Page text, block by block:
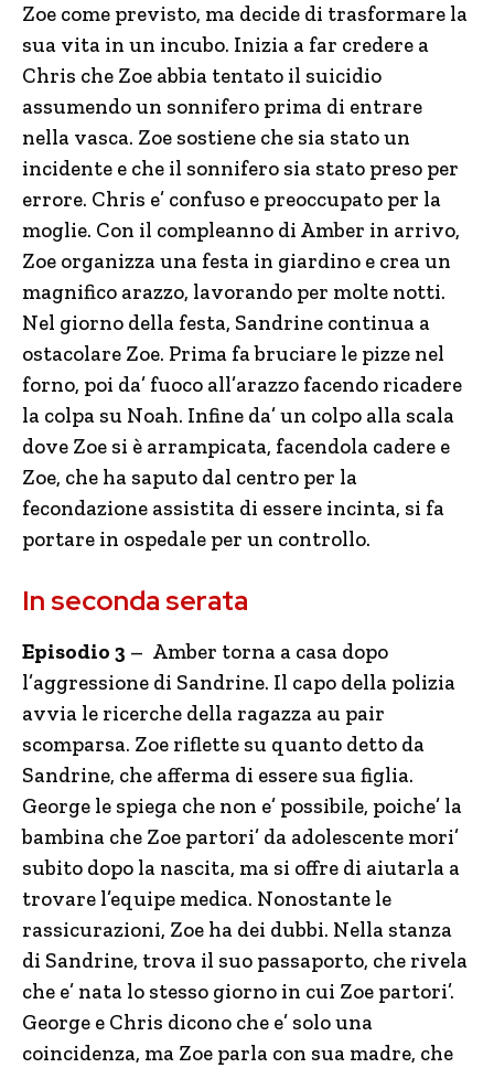
Zoe come previsto, ma decide di trasformare la
sua vita in un incubo. Inizia a far credere a
Chris che Zoe abbia tentato il suicidio
assumendo un sonnifero prima di entrare
nella vasca. Zoe sostiene che sia stato un
incidente e che il sonnifero sia stato preso per
errore. Chris e’ confuso e preoccupato per la
moglie. Con il compleanno di Amber in arrivo,
Zoe organizza una festa in giardino e crea un
magnifico arazzo, lavorando per molte notti.
Nel giorno della festa, Sandrine continua a
ostacolare Zoe. Prima fa bruciare le pizze nel
forno, poi da’ fuoco all’arazzo facendo ricadere
la colpa su Noah. Infine da’ un colpo alla scala
dove Zoe si è arrampicata, facendola cadere e
Zoe, che ha saputo dal centro per la
fecondazione assistita di essere incinta, si fa
portare in ospedale per un controllo.
In seconda serata
Episodio 3 – Amber torna a casa dopo
l’aggressione di Sandrine. Il capo della polizia
avvia le ricerche della ragazza au pair
scomparsa. Zoe riflette su quanto detto da
Sandrine, che afferma di essere sua figlia.
George le spiega che non e’ possibile, poiche’ la
bambina che Zoe partori’ da adolescente mori’
subito dopo la nascita, ma si offre di aiutarla a
trovare l’equipe medica. Nonostante le
rassicurazioni, Zoe ha dei dubbi. Nella stanza
di Sandrine, trova il suo passaporto, che rivela
che e’ nata lo stesso giorno in cui Zoe partori’.
George e Chris dicono che e’ solo una
coincidenza, ma Zoe parla con sua madre, che